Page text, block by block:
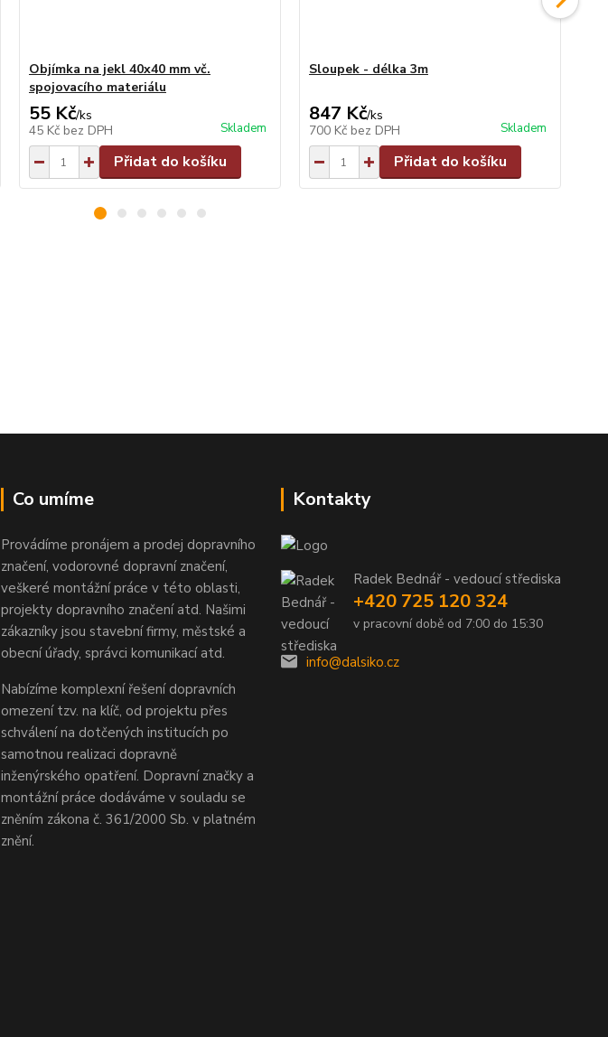
Objímka na jekl 40x40 mm vč.
spojovacího materiálu
55 Kč/ks
45 Kč bez DPH Skladem
Přidat do košíku
Sloupek - délka 3m
847 Kč/ks
700 Kč bez DPH Skladem
Přidat do košíku
Co umíme
Provádíme pronájem a prodej dopravního
značení, vodorovné dopravní značení,
veškeré montážní práce v této oblasti,
projekty dopravního značení atd. Našimi
zákazníky jsou stavební firmy, městské a
obecní úřady, správci komunikací atd.
Nabízíme komplexní řešení dopravních
omezení tzv. na klíč, od projektu přes
schválení na dotčených institucích po
samotnou realizaci dopravně
inženýrského opatření. Dopravní značky a
montážní práce dodáváme v souladu se
zněním zákona č. 361/2000 Sb. v platném
znění.
Kontakty
Radek Bednář - vedoucí střediska
+420 725 120 324
v pracovní době od 7:00 do 15:30
info@dalsiko.cz